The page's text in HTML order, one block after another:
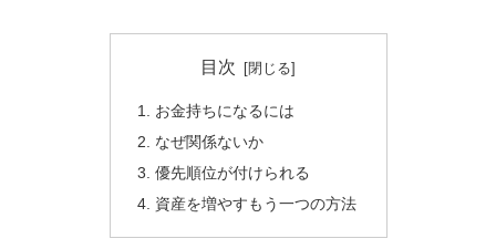
目次
お金持ちになるには
なぜ関係ないか
優先順位が付けられる
資産を増やすもう一つの方法